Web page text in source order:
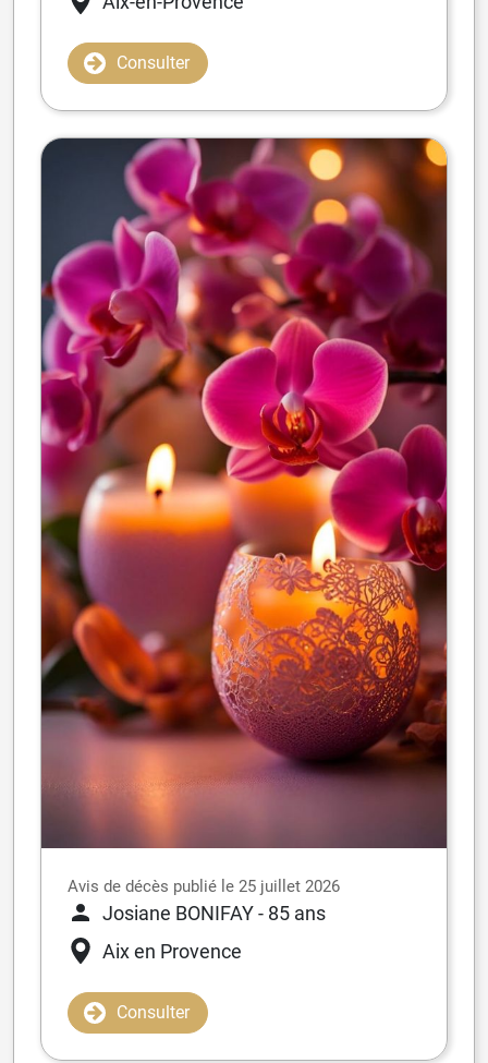
Consulter
Avis de décès publié le 25 juillet 2026
Josiane BONIFAY- 85 ans
Aix en Provence
Consulter